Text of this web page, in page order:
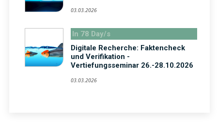
03.03.2026
In 78 Day/s
Digitale Recherche: Faktencheck
und Verifikation -
Vertiefungsseminar 26.-28.10.2026
03.03.2026